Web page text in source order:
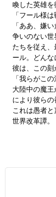
喚した英雄を
「フール様
「ああ、嫌い
争いのない
たちを従え
ール。どん
彼は、この刻
「我らがこ
大陸中の魔
により彼ら
これは愚者
世界改革譚。